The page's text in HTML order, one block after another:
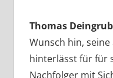
Thomas
Wunsch hin,
hinterlässt für für
Nachfolger mit